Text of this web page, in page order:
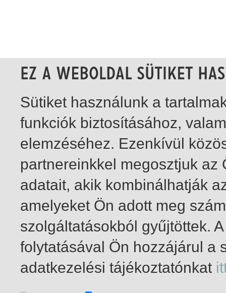
1-1 / összesen 1 találat
Sütiket használunk a
funkciók biztosításához,
elemzéséhez. Ezenkívül
partnereinkkel megosztjuk
adatait, akik kombinálhatják
amelyeket Ön adott meg
szolgáltatásokból gyűjtöttek.
folytatásával Ön hozzájárul a
adatkezelési tájékoztatónkat